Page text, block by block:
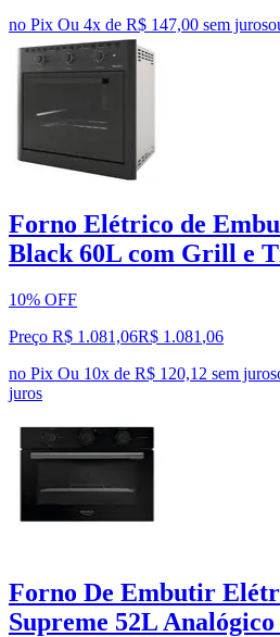
no Pix Ou 4x de R$ 147,00 sem juros
Forno Elétrico de
Black 60L com Grill e
10% OFF
Preço R$ 1.081,06R$ 1.081 ,06
no Pix Ou 10x de R$ 120,12 sem juros
juros
Forno De Embutir
Supreme 52L